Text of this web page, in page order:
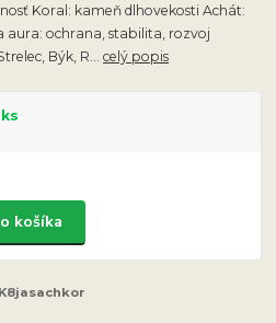
Koral: kameň dlhovekosti Achát:
aura: ochrana, stabilita, rozvoj
Býk, R...celý popis
košíka